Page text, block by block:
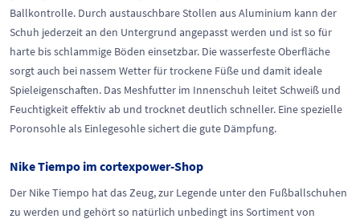
Ballkontrolle. Durch austauschbare Stollen aus Aluminium kann der
Schuh jederzeit an den Untergrund angepasst werden und ist so für
harte bis schlammige Böden einsetzbar. Die wasserfeste Oberfläche
sorgt auch bei nassem Wetter für trockene Füße und damit ideale
Spieleigenschaften. Das Meshfutter im Innenschuh leitet Schweiß und
Feuchtigkeit effektiv ab und trocknet deutlich schneller. Eine spezielle
Poronsohle als Einlegesohle sichert die gute Dämpfung.
Nike Tiempo im cortexpower-Shop
Der Nike Tiempo hat das Zeug, zur Legende unter den Fußballschuhen
zu werden und gehört so natürlich unbedingt ins Sortiment von